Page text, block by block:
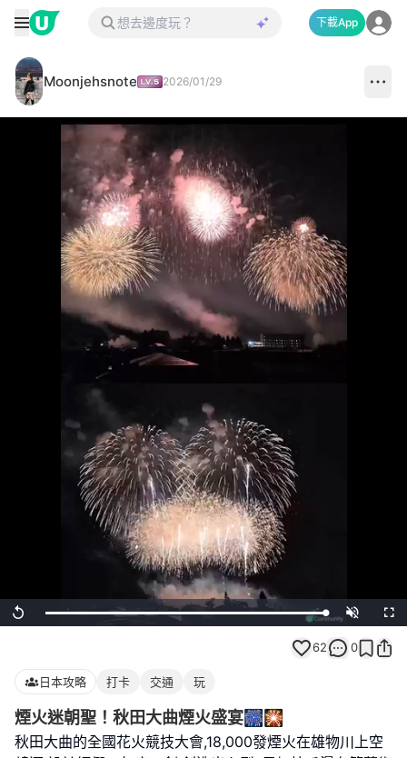
下載App
Moonjehsnote 2026/01/29
Replay Loaded:
100.00%
Unmute
62 0
日本攻略 打卡 交通 玩
煙火迷朝聖！秋田大曲煙火盛宴🎆🎇
秋田大曲的全國花火競技大會,18,000發煙火在雄物川上空